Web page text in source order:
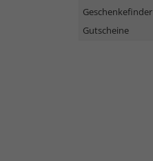
Geschenkefinder
Gutscheine